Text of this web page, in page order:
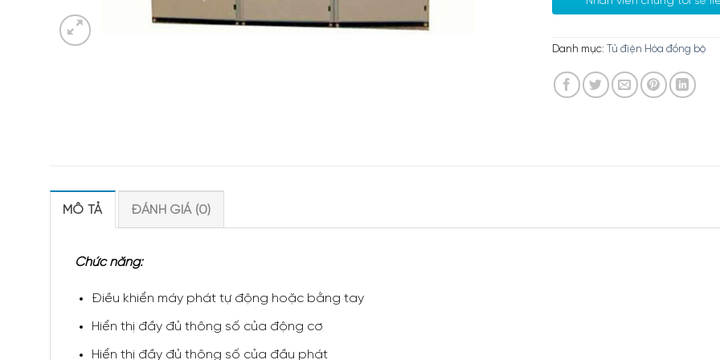
Danh mục: Tủ điện Hòa đồng bộ
MÔ TẢ ĐÁNH GIÁ (0)
Chức năng:
Điều khiển máy phát tự động hoặc bằng tay
Hiển thị đầy đủ thông số của động cơ
Hiển thị đầy đủ thông số của đầu phát